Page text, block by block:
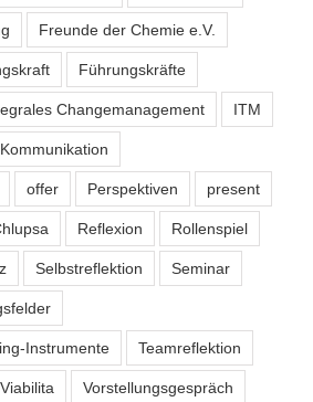
Freunde der Chemie e.V.
Führungskräfte
Changemanagement ITM
offer Perspektiven present
Reflexion Rollenspiel
Selbstreflektion Seminar
Instrumente Teamreflektion
Viabilita Vorstellungsgespräch